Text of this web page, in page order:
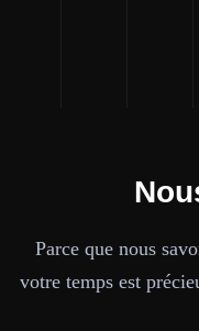
Parce que nous
votre temps est